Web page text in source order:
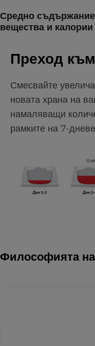
Средно
вещества и калории
Преход
Смесвайте
новата храна на
намаляващи
рамките на 7-
Философията